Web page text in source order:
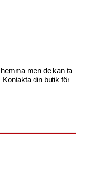
men de kan ta
din butik för